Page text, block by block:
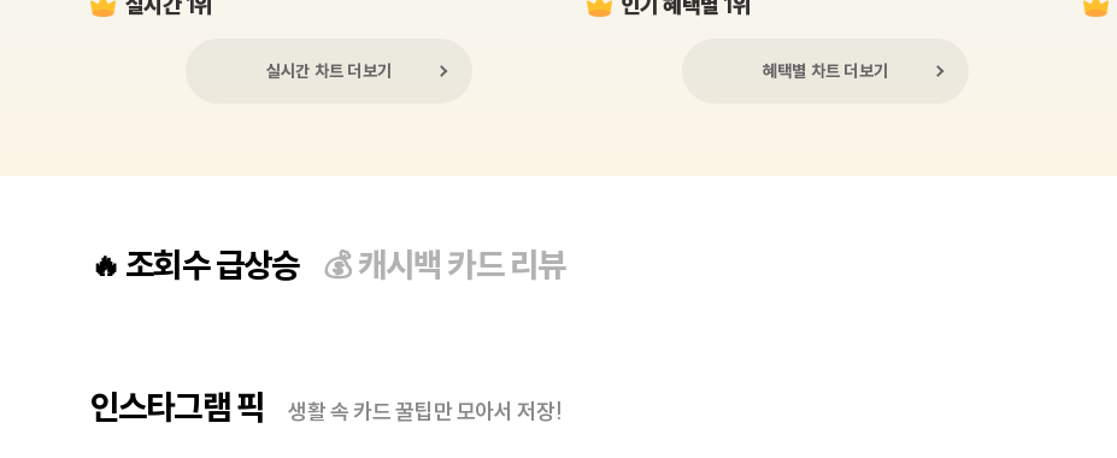
실시간 차트 더보기 혜택별 차트 더보기
🔥 조회수 급상승 💰캐시백 카드 리뷰
인스타그램 픽 생활 속 카드 꿀팁만 모아서 저장!